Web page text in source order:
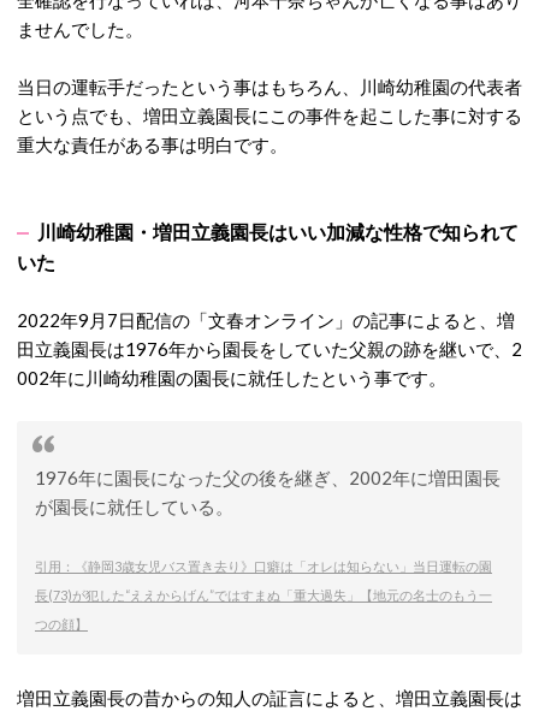
ませんでした。
当日の運転手だったという事はもちろん、川崎幼稚園の代表者
という点でも、増田立義園長にこの事件を起こした事に対する
重大な責任がある事は明白です。
川崎幼稚園・増田立義園長はいい加減な性格で知られて
いた
2022年9月7日配信の「文春オンライン」の記事によると、増
田立義園長は1976年から園長をしていた父親の跡を継いで、2
002年に川崎幼稚園の園長に就任したという事です。
1976年に園長になった父の後を継ぎ、2002年に増田園長
が園長に就任している。
引用：《静岡3歳女児バス置き去り》口癖は「オレは知らない」当日運転の園
長(73)が犯した“ええからげん”ではすまぬ「重大過失」【地元の名士のもう一
つの顔】
増田立義園長の昔からの知人の証言によると、増田立義園長は